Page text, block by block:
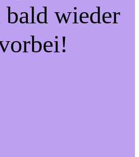
bald wieder